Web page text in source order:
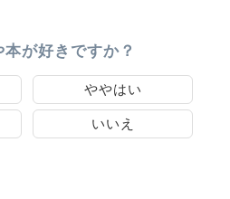
が好きですか？
ややはい
いいえ